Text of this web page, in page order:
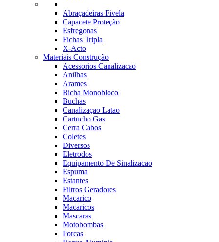
Abraçadeiras Fivela
Capacete Proteção
Esfregonas
Fichas Tripla
X-Acto
Materiais Construção
Acessorios Canalizacao
Anilhas
Arames
Bicha Monobloco
Buchas
Canalizaçao Latao
Cartucho Gas
Cerra Cabos
Coletes
Diversos
Eletrodos
Equipamento De Sinalizacao
Espuma
Estantes
Filtros Geradores
Macarico
Macaricos
Mascaras
Motobombas
Porcas